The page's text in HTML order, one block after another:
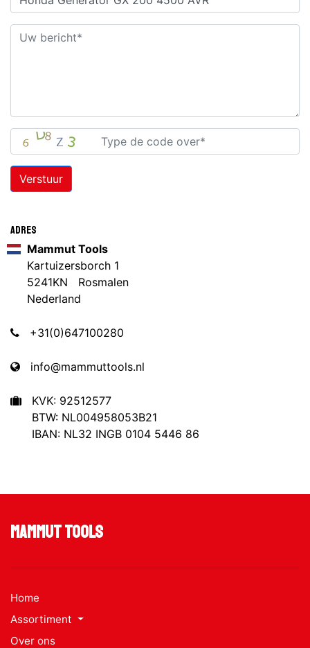
Verstuur
Adres
Mammut Tools
Kartuizersborch 1
5241KN Rosmalen
Nederland
+31(0)647100280
info@mammuttools.nl
KVK: 92512577
BTW: NL004958053B21
IBAN: NL32 INGB 0104 5446 86
Mammut Tools
Home
Assortiment
Over ons